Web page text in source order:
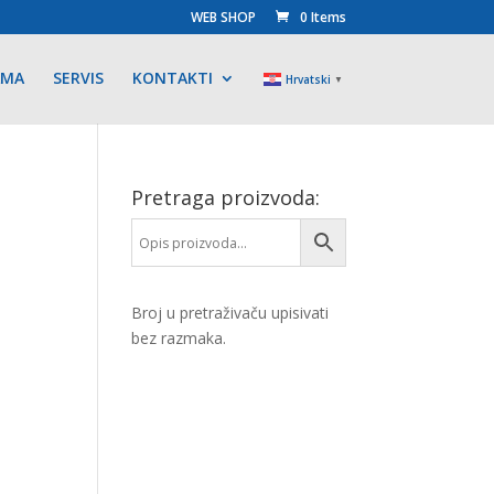
WEB SHOP 0 Items
SERVIS KONTAKTI Hrvatski ▼
Pretraga proizvoda:
Broj u pretraživaču upisivati
bez razmaka.